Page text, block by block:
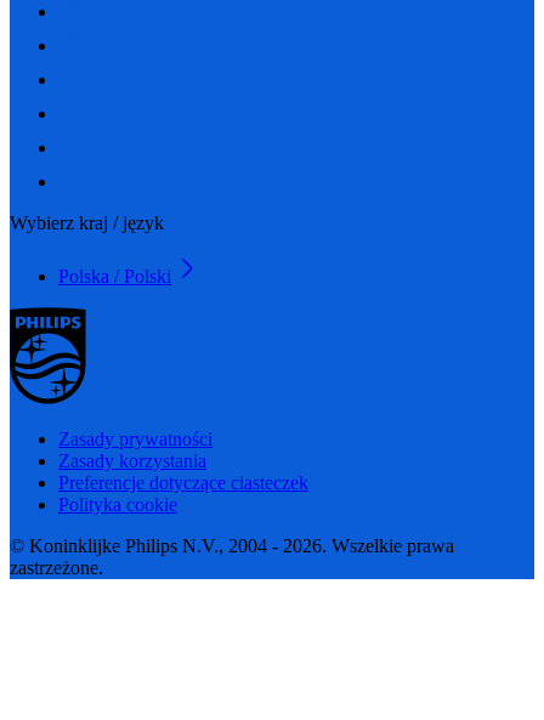
Wybierz kraj / język
Polska / Polski
Zasady prywatności
Zasady korzystania
Preferencje dotyczące ciasteczek
Polityka cookie
© Koninklijke Philips N.V., 2004 - 2026. Wszelkie prawa
zastrzeżone.